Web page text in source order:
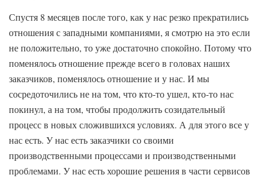
Спустя 8 месяцев после того, как у нас резко прекратились
отношения с западными компаниями, я смотрю на это если
не положительно, то уже достаточно спокойно. Потому что
поменялось отношение прежде всего в головах наших
заказчиков, поменялось отношение и у нас. И мы
сосредоточились не на том, что кто-то ушел, кто-то нас
покинул, а на том, чтобы продолжить созидательный
процесс в новых сложившихся условиях. А для этого все у
нас есть. У нас есть заказчики со своими
производственными процессами и производственными
проблемами. У нас есть хорошие решения в части сервисов